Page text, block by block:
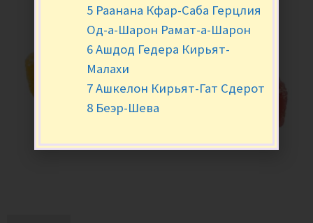
5 Раанана Кфар-Саба Герцлия
Од-а-Шарон Рамат-а-Шарон
6 Ашдод Гедера Кирьят-
Малахи
7 Ашкелон Кирьят-Гат Сдерот
8 Беэр-Шева